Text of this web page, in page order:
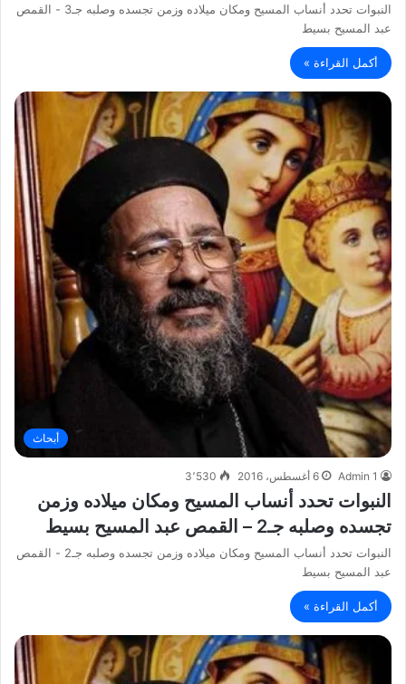
النبوات تحدد أنساب المسيح ومكان ميلاده وزمن تجسده وصلبه جـ3 - القمص
عبد المسيح بسيط
أكمل القراءة »
أبحاث
Admin 1 6 أغسطس، 2016 3٬530
النبوات تحدد أنساب المسيح ومكان ميلاده وزمن
تجسده وصلبه جـ2 – القمص عبد المسيح بسيط
النبوات تحدد أنساب المسيح ومكان ميلاده وزمن تجسده وصلبه جـ2 - القمص
عبد المسيح بسيط
أكمل القراءة »